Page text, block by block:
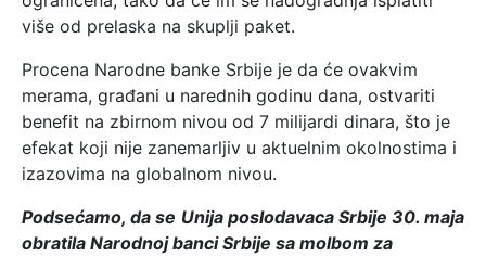
više od prelaska na skuplji paket.
Procena Narodne banke Srbije je da će ovakvim
merama, građani u narednih godinu dana, ostvariti
benefit na zbirnom nivou od 7 milijardi dinara, što je
efekat koji nije zanemarljiv u aktuelnim okolnostima i
izazovima na globalnom nivou.
Podsećamo, da se Unija poslodavaca Srbije 30. maja
obratila Narodnoj banci Srbije sa molbom za